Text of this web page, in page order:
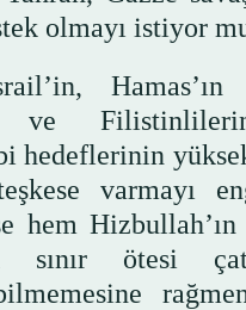
olmayı istiyor
Hamas’ın
ve
hedeflerinin
varmayı
hem
ötesi